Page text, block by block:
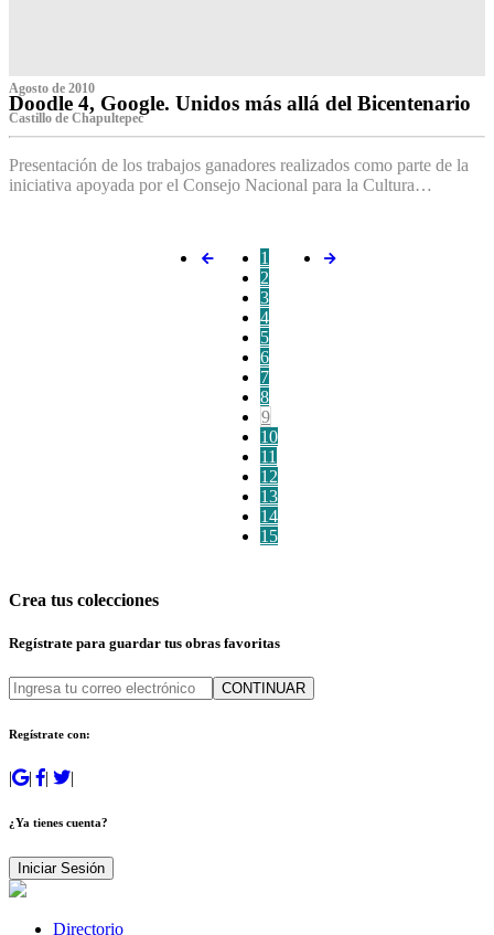
Agosto de 2010
Doodle 4, Google. Unidos más allá del Bicentenario
Castillo de Chapultepec
Presentación de los trabajos ganadores realizados como parte de la
iniciativa apoyada por el Consejo Nacional para la Cultura…
1
2
3
4
5
6
7
8
9
10
11
12
13
14
15
Crea tus colecciones
Regístrate para guardar tus obras favoritas
CONTINUAR
Regístrate con:
| | | |
¿Ya tienes cuenta?
Iniciar Sesión
Directorio